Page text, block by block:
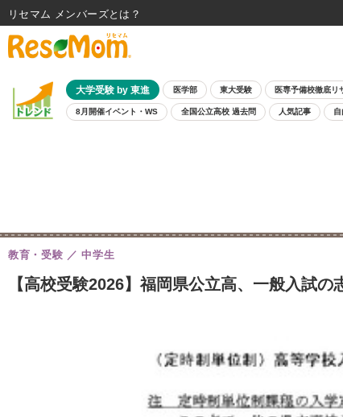
大学受験 by 東進 医学部 東大受験 医専予備校徹底リ
8月開催イベント・WS 全国公立高校 過去問 人気記事 自
【高校受験2026】福岡県公立高、一般入試
教育・受験 中学生
リセマム メンバーズ